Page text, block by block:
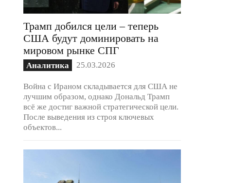
Трамп добился цели – теперь
США будут доминировать на
мировом рынке СПГ
Аналитика 25.03.2026
Война с Ираном складывается для США не
лучшим образом, однако Дональд Трамп
всё же достиг важной стратегической цели.
После выведения из строя ключевых
объектов...